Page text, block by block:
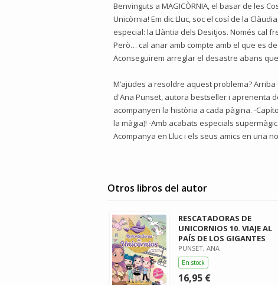
Benvinguts a MAGICÒRNIA, el basar de les
Unicòrnia! Em dic Lluc, soc el cosí de la
especial: la Llàntia dels Desitjos. Només cal
Però… cal anar amb compte amb el que es
Aconseguirem arreglar el desastre abans
M’ajudes a resoldre aquest problema?
d'Ana Punset, autora bestseller i aprenenta
acompanyen la història a cada pàgina. -
la màgia)! -Amb acabats especials
Acompanya en Lluc i els seus amics en una
Otros libros del autor
RESCATADORAS DE
UNICORNIOS 10. VIAJE AL
PAÍS DE LOS GIGANTES
PUNSET, ANA
En stock
16,95 €